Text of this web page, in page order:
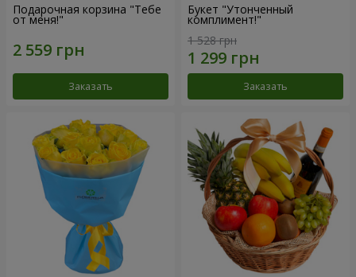
Подарочная корзина "Тебе
от меня!"
Заказать
Букет "Утонченный
комплимент!"
1 528 грн
Заказать